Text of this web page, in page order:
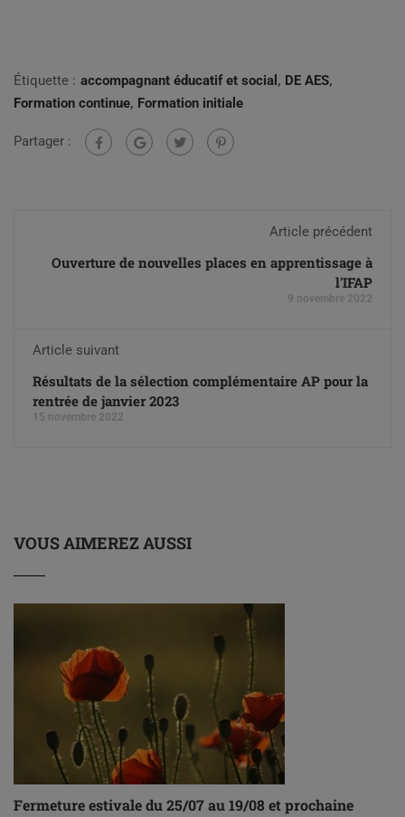
Étiquette : accompagnant éducatif et social , DE AES,
Formation continue, Formation initiale
Partager :
Article précédent
Ouverture de nouvelles places en apprentissage à
l'IFAP
9 novembre 2022
Article suivant
Résultats de la sélection complémentaire AP pour la
rentrée de janvier 2023
15 novembre 2022
VOUS AIMEREZ AUSSI
Fermeture estivale du 25/07 au 19/08 et prochaine